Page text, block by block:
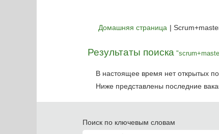
Домашняя страница |
Результаты поиска
В настоящее время нет открытых
Ниже представлены последние
Поиск по ключевым словам